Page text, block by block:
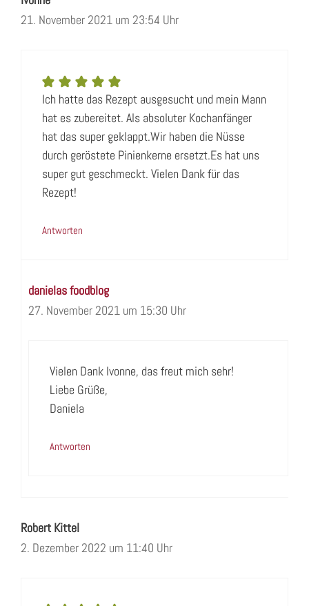
21. November 2021 um 23:54 Uhr
Ich hatte das Rezept ausgesucht und mein Mann
hat es zubereitet. Als absoluter Kochanfänger
hat das super geklappt.Wir haben die Nüsse
durch geröstete Pinienkerne ersetzt.Es hat uns
super gut geschmeckt. Vielen Dank für das
Rezept!
Antworten
danielas foodblog
27. November 2021 um 15:30 Uhr
Vielen Dank Ivonne, das freut mich sehr!
Liebe Grüße,
Daniela
Antworten
Robert Kittel
2. Dezember 2022 um 11:40 Uhr